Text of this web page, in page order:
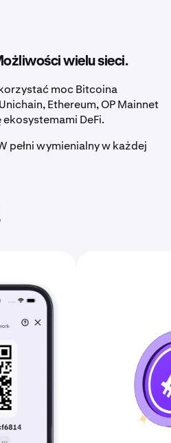
wielu sieci.
moc Bitcoina
Ethereum, OP Mainnet
DeFi.
pełni wymienialny w każdej